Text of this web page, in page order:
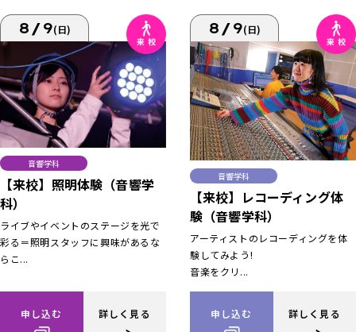
8/9(日)
音響学科
【来校】照明体験（音響学
科）
ライブやイベントのステージを光で
彩る＝照明スタッフに興味があるな
らこ...
申し込む 詳しく見る
8/9(日)
音響学科
【来校】レコーディング体
験（音響学科）
アーティストのレコーディングを体
験してみよう!
音楽をクリ...
申し込む 詳しく見る